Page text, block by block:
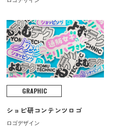
GRAPHIC
ショピ研コンテンツロゴ
ロゴデザイン